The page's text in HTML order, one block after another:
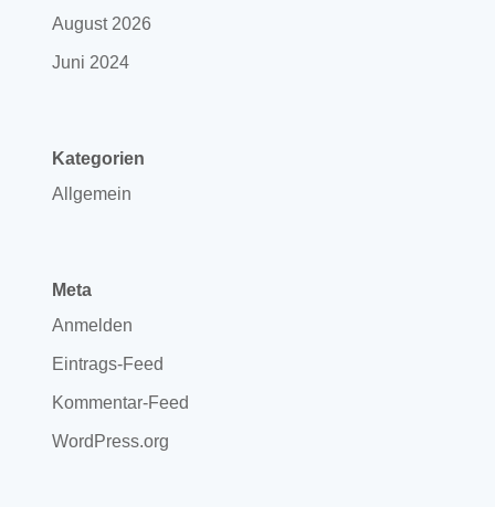
August 2026
Juni 2024
Kategorien
Allgemein
Meta
Anmelden
Eintrags-Feed
Kommentar-Feed
WordPress.org